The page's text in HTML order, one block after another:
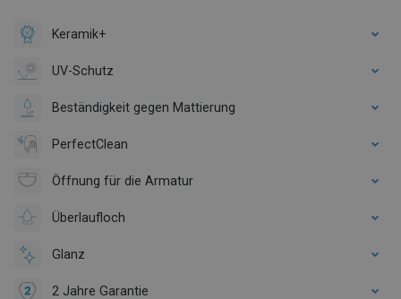
Keramik+
UV-Schutz
Beständigkeit gegen Mattierung
PerfectClean
Öffnung für die Armatur
Überlaufloch
Glanz
2 Jahre Garantie